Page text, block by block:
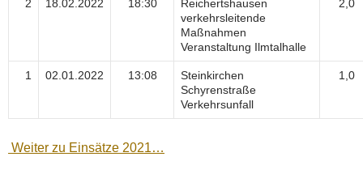
2 18.02.2022 18:30
Reichertshausen
verkehrsleitende
Maßnahmen
Veranstaltung Ilmtalhalle
2,0
1 02.01.2022 13:08
Steinkirchen
Schyrenstraße
Verkehrsunfall
1,0
Weiter zu Einsätze 2021…